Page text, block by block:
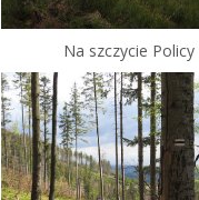
Na szczycie Policy